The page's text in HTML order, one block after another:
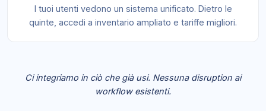
I tuoi utenti vedono un sistema unificato. Dietro le
quinte, accedi a inventario ampliato e tariffe migliori.
Ci integriamo in ciò che già usi. Nessuna disruption ai
workflow esistenti.